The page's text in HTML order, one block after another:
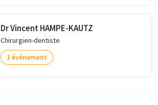
Dr Vincent HAMPE-KAUTZ
Chirurgien-dentiste
1 événement